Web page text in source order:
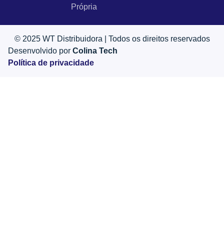
Própria
© 2025 WT Distribuidora | Todos os direitos reservados
Desenvolvido por Colina Tech
Política de privacidade